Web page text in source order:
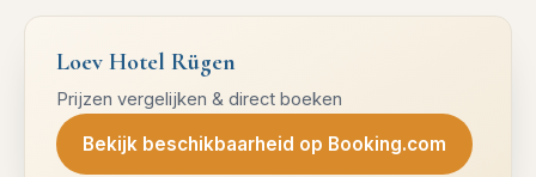
Loev Hotel Rügen
Prijzen vergelijken & direct boeken
Bekijk beschikbaarheid op Booking.com